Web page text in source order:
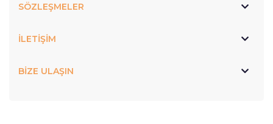
SÖZLEŞMELER
İLETİŞİM
BİZE ULAŞIN